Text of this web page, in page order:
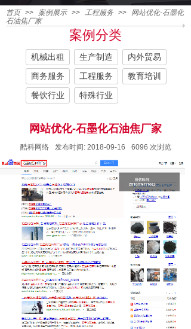
首页 >> 案例展示 >> 工程服务 >>
网站优化-石墨化
石油焦厂家
案例分类
机械出租 生产制造
内外贸易
商务服务
工程服务
教育培训
餐饮行业
特殊行业
网站优化-石墨化石油焦厂家
酷科网络 发布时间: 2018-09-16 6096 次浏览